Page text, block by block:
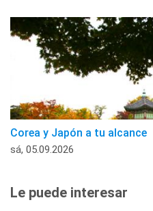
Corea y Japón a tu alcance
sá, 05.09.2026
Le puede interesar